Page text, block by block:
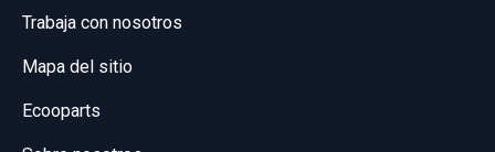
Trabaja con nosotros
Mapa del sitio
Ecooparts